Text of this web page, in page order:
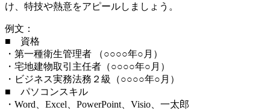
け、特技や熱意をアピールしましょう。
例文：
■ 資格
・第一種衛生管理者 （○○○○年○月）
・宅地建物取引主任者（○○○○年○月）
・ビジネス実務法務２級（○○○○年○月）
■ パソコンスキル
・Word、Excel、PowerPoint、Visio、一太郎